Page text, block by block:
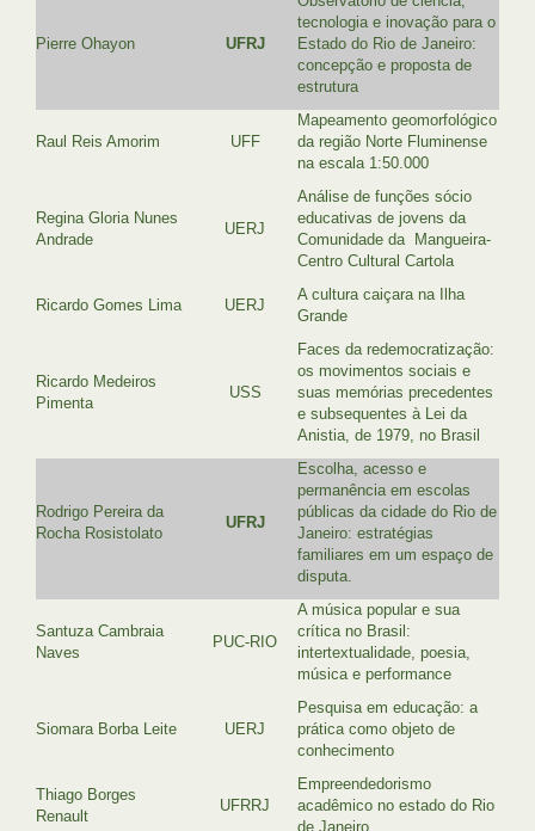
Pierre Ohayon UFRJ
tecnologia e inovação para o
Estado do Rio de Janeiro:
concepção e proposta de
estrutura
Raul Reis Amorim UFF
Mapeamento geomorfológico
da região Norte Fluminense
na escala 1:50.000
Regina Gloria Nunes
Andrade
UERJ
Análise de funções sócio
educativas de jovens da
Comunidade da Mangueira-
Centro Cultural Cartola
Ricardo Gomes Lima UERJ
A cultura caiçara na Ilha
Grande
Ricardo Medeiros
Pimenta
USS
Faces da redemocratização:
os movimentos sociais e
suas memórias precedentes
e subsequentes à Lei da
Anistia, de 1979, no Brasil
Rodrigo Pereira da
Rocha Rosistolato
UFRJ
Escolha, acesso e
permanência em escolas
públicas da cidade do Rio de
Janeiro: estratégias
familiares em um espaço de
disputa.
Santuza Cambraia
Naves
PUC-RIO
A música popular e sua
crítica no Brasil:
intertextualidade, poesia,
música e performance
Siomara Borba Leite UERJ
Pesquisa em educação: a
prática como objeto de
conhecimento
Thiago Borges
Renault
UFRRJ
Empreendedorismo
acadêmico no estado do Rio
de Janeiro